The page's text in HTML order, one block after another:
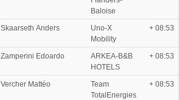
Baloise
Skaarseth Anders
Uno-X
Mobility
+ 08:53
Zamperini Edoardo
ARKEA-B&B
HOTELS
+ 08:53
Vercher Mattéo
Team
TotalEnergies
+ 08:53